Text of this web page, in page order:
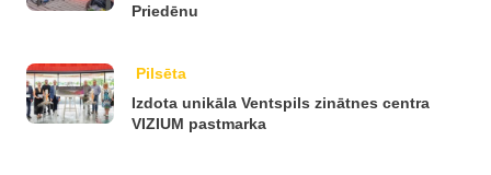
Priedēnu
Pilsēta
Izdota unikāla Ventspils zinātnes centra
VIZIUM pastmarka